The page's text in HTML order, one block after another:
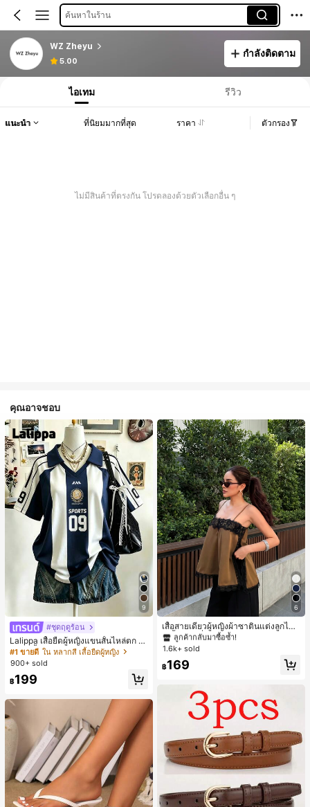
ค้นหาในร้าน
WZ Zheyu
5.00
กำลังติดตาม
ไอเทม รีวิว
แนะนำ ที่นิยมมากที่สุด ราคา ตัวกรอง
ไม่มีสินค้าที่ตรงกัน โปรดลองด้วยตัวเลือกอื่น ๆ
คุณอาจชอบ
9
#ชุดฤดูร้อน
Lalippa เสื้อยืดผู้หญิงแขนสั้นไหล่ตก ค
อวีปกเสื้อ ลายพิมพ์ดิจิทัลลายทาง สไตล์
สปอร์ตแฟชั่นมินิมอล ของขวัญสำหรับเ
พื่อน
#1 ขายดี ใน หลากสี เสื้อยืดผู้หญิง
900+ sold
฿199
6
เสื้อสายเดี่ยวผู้หญิงผ้าซาตินแต่งลูกไม้
- เสื้อสายเดี่ยวฤดูร้อนสีคากีมีรอยผ่าด้า
นข้างที่น่าดึงดูดแบบสบายๆ
#1 ขายดี
ใน สีกากี เสื้อสตรี เสื้อเบลาส์ & Tee
ลูกค้ากลับมาซื้อซ้ำ!
#1 ขายดี
ลูกค้ากลับมาซื้อซ้ำ!
#1 ขายดี
ลูกค้ากลับมาซื้อซ้ำ!
#1 ขายดี
ใน สีกากี เสื้อสตรี เสื้อเบลาส์ & Tee
1.6k+ sold
฿169